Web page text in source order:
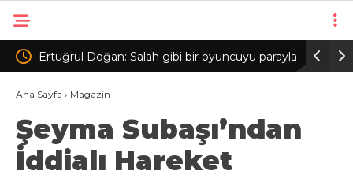
oyuncuyu parayla Beşiktaş Kadın Futbol Takımı, hazırlık
FOMGET’i 3-1 mağlup etti
Ana Sayfa › Magazin
Şeyma Subaşı’ndan
İddialı Hareket